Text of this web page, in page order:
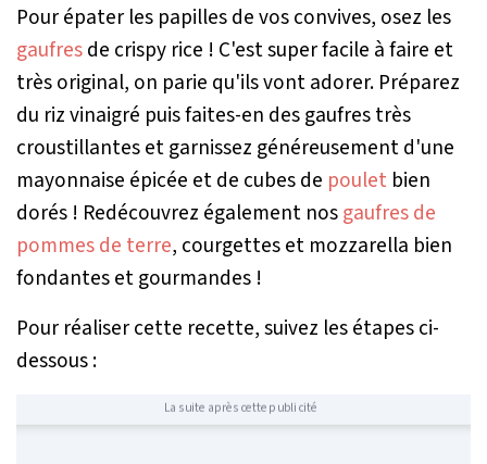
Pour épater les papilles de vos convives, osez les
gaufresde crispy rice ! C'est super facile à faire et
très original, on parie qu'ils vont adorer. Préparez
du riz vinaigré puis faites-en des gaufres très
croustillantes et garnissez généreusement d'une
mayonnaise épicée et de cubes de poulet bien
dorés ! Redécouvrez également nosgaufres de
pommes de terre, courgettes et mozzarella bien
fondantes et gourmandes !
Pour réaliser cette recette, suivez les étapes ci-
dessous :
La suite après cette publicité